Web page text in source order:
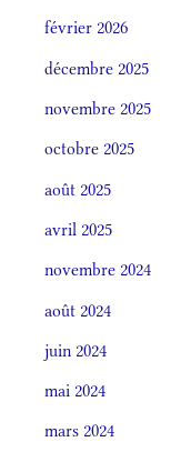
février 2026
décembre 2025
novembre 2025
octobre 2025
août 2025
avril 2025
novembre 2024
août 2024
juin 2024
mai 2024
mars 2024